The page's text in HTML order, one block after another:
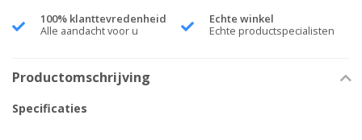
100% klanttevredenheid
Alle aandacht voor u
Echte winkel
Echte productspecialisten
Productomschrijving
Specificaties